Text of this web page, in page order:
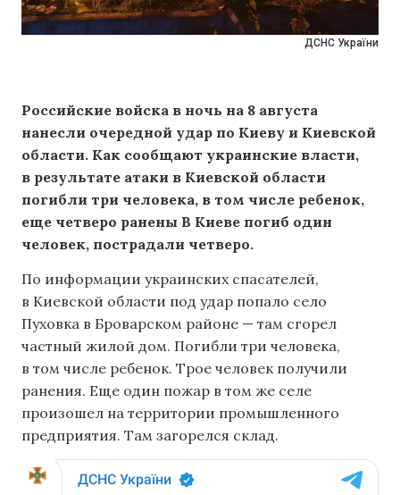
ДСНС України
Российские войска в ночь на 8 августа
нанесли очередной удар по Киеву и Киевской
области. Как сообщают украинские власти,
в результате атаки в Киевской области
погибли три человека, в том числе ребенок,
еще четверо ранены В Киеве погиб один
человек, пострадали четверо.
По информации украинских спасателей,
в Киевской области под удар попало село
Пуховка в Броварском районе — там сгорел
частный жилой дом. Погибли три человека,
в том числе ребенок. Трое человек получили
ранения. Еще один пожар в том же селе
произошел на территории промышленного
предприятия. Там загорелся склад.